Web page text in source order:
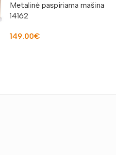
Metalinė paspiriama mašina
14162
149.00€